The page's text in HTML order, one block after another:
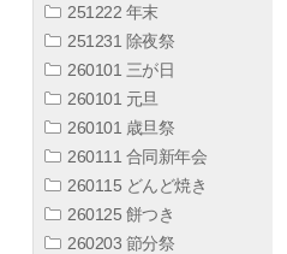
251222 年末
251231 除夜祭
260101 三が日
260101 元旦
260101 歳旦祭
260111 合同新年会
260115 どんど焼き
260125 餅つき
260203 節分祭